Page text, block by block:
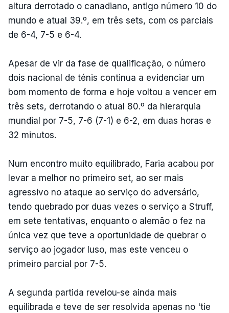
altura derrotado o canadiano, antigo número 10 do
mundo e atual 39.º, em três sets, com os parciais
de 6-4, 7-5 e 6-4.
Apesar de vir da fase de qualificação, o número
dois nacional de ténis continua a evidenciar um
bom momento de forma e hoje voltou a vencer em
três sets, derrotando o atual 80.º da hierarquia
mundial por 7-5, 7-6 (7-1) e 6-2, em duas horas e
32 minutos.
Num encontro muito equilibrado, Faria acabou por
levar a melhor no primeiro set, ao ser mais
agressivo no ataque ao serviço do adversário,
tendo quebrado por duas vezes o serviço a Struff,
em sete tentativas, enquanto o alemão o fez na
única vez que teve a oportunidade de quebrar o
serviço ao jogador luso, mas este venceu o
primeiro parcial por 7-5.
A segunda partida revelou-se ainda mais
equilibrada e teve de ser resolvida apenas no 'tie